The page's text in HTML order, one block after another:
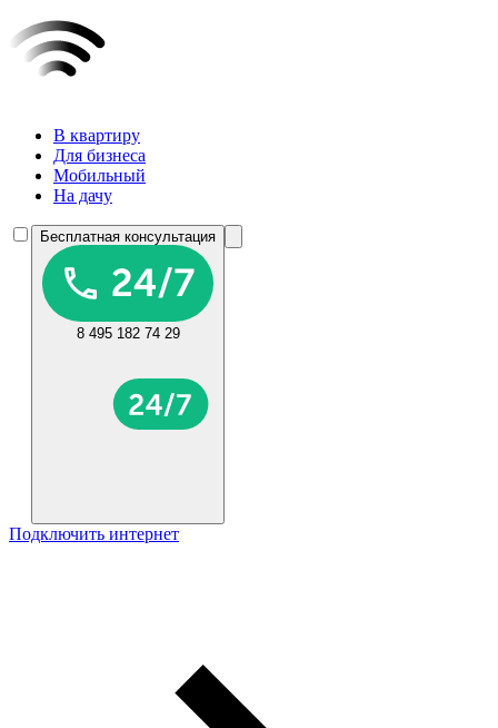
В квартиру
Для бизнеса
Мобильный
На дачу
Бесплатная консультация
8 495 182 74 29
Подключить интернет